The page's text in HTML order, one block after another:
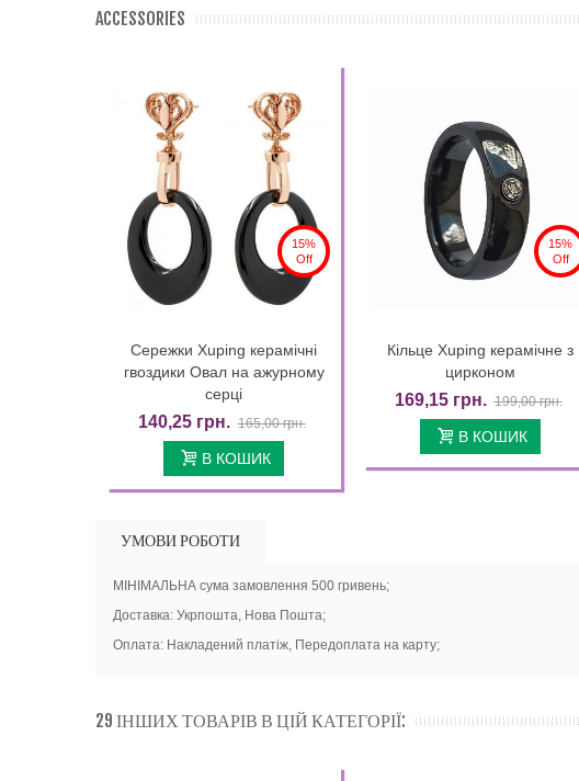
ACCESSORIES
15%
Off
Quick view
Сережки Xuping керамічні
гвоздики Овал на ажурному
серці
140,25 грн. 165,00 грн.
В КОШИК
15%
Off
Quick view
Кільце Xuping керамічне з
цирконом
169,15 грн. 199,00 грн.
В КОШИК
УМОВИ РОБОТИ
МІНІМАЛЬНА сума замовлення 500 гривень;
Доставка: Укрпошта, Нова Пошта;
Оплата: Накладений платіж, Передоплата на карту;
29 ІНШИХ ТОВАРІВ В ЦІЙ КАТЕГОРІЇ: